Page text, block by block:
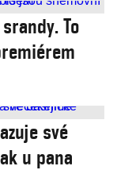
To
své
u pana